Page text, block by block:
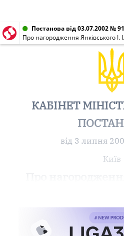
Постанова від 03.07.2002 №
КАБІНЕТ
від 3 липня
Київ